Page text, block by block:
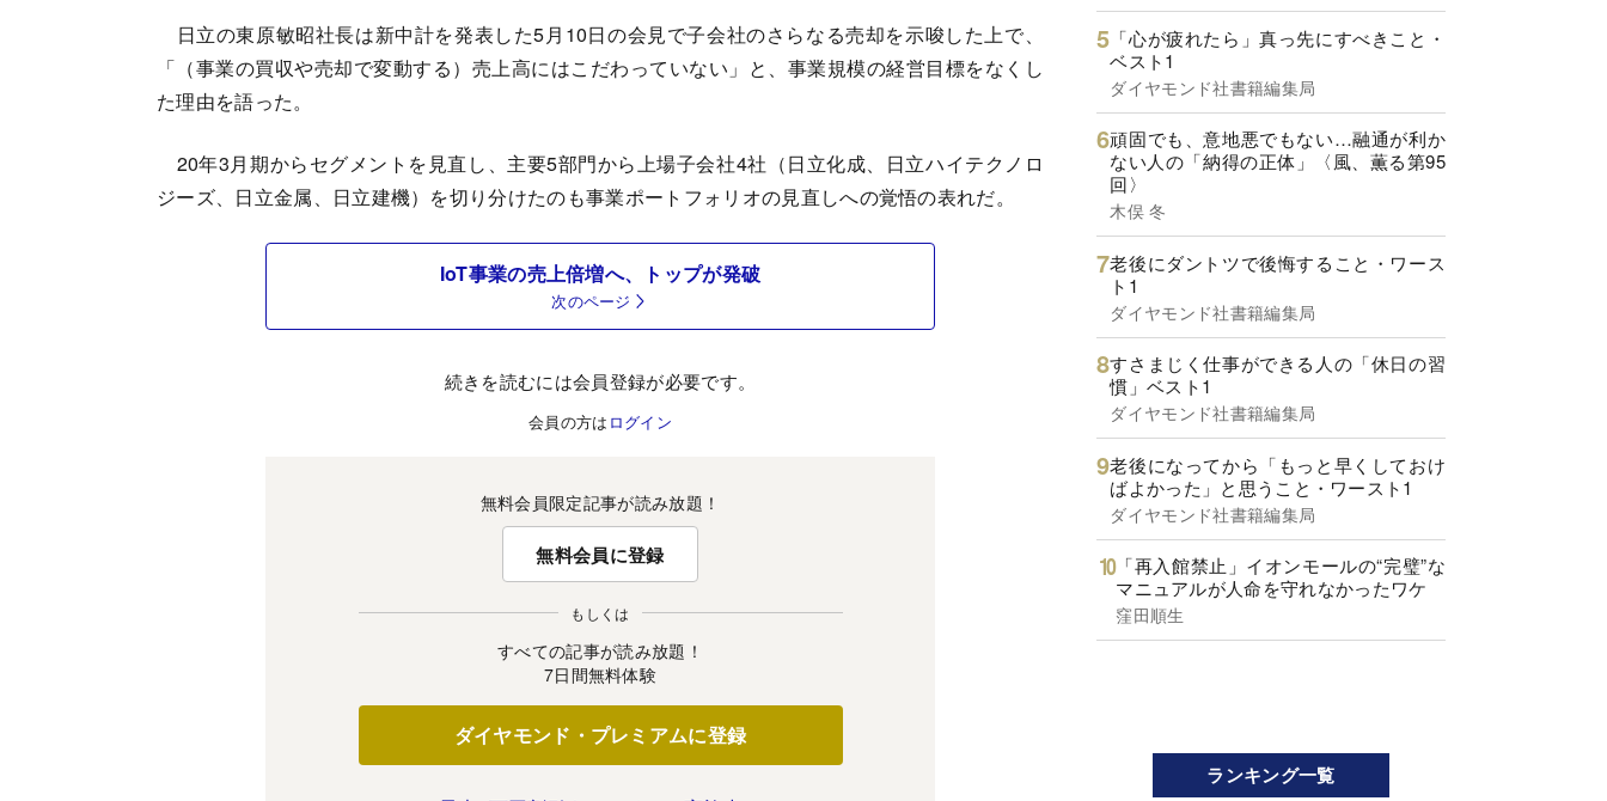
日立の東原敏昭社長は新中計を発表した5月10日の会見で子会社のさらなる売却を示唆した上で、
「（事業の買収や売却で変動する）売上高にはこだわっていない」と、事業規模の経営目標をなくし
た理由を語った。
20年3月期からセグメントを見直し、主要5部門から上場子会社4社（日立化成、日立ハイテクノロ
ジーズ、日立金属、日立建機）を切り分けたのも事業ポートフォリオの見直しへの覚悟の表れだ。
IoT事業の売上倍増へ、トップが発破
次のページ
続きを読むには会員登録が必要です。
会員の方は ログイン
無料会員限定記事が読み放題！
無料会員に登録
もしくは
すべての記事が読み放題！
7日間無料体験
ダイヤモンド・プレミアムに登録
「心が疲れたら」真っ先にすべきこと・
ベスト1
ダイヤモンド社書籍編集局
頑固でも、意地悪でもない…融通が利か
ない人の「納得の正体」〈風、薫る第95
回〉
木俣 冬
老後にダントツで後悔すること・ワース
ト1
ダイヤモンド社書籍編集局
すさまじく仕事ができる人の「休日の習
慣」ベスト1
ダイヤモンド社書籍編集局
老後になってから「もっと早くしておけ
ばよかった」と思うこと・ワースト1
ダイヤモンド社書籍編集局
「再入館禁止」イオンモールの“完璧”な
マニュアルが人命を守れなかったワケ
窪田順生
ランキング一覧